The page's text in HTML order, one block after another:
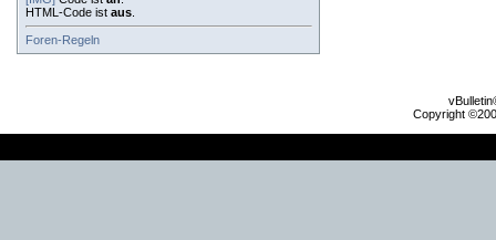
HTML-Code ist aus
Foren-Regeln
Copyright